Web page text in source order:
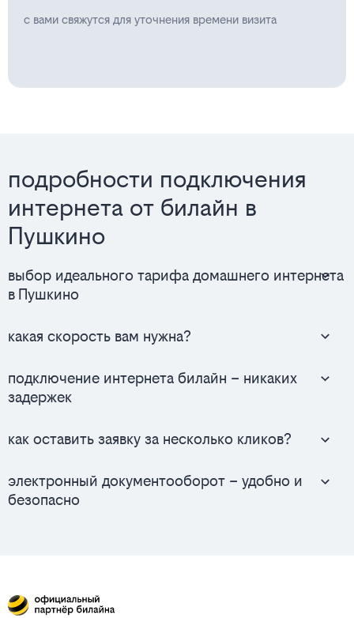
с вами свяжутся для уточнения времени визита
подробности подключения
интернета от билайн в
Пушкино
выбор идеального тарифа домашнего интернета
в Пушкино
какая скорость вам нужна?
подключение интернета билайн – никаких
задержек
как оставить заявку за несколько кликов?
электронный документооборот – удобно и
безопасно